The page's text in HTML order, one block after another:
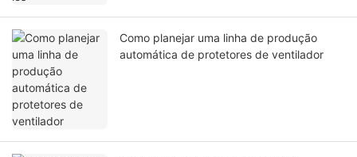
Como planejar uma linha de produção
automática de protetores de ventilador